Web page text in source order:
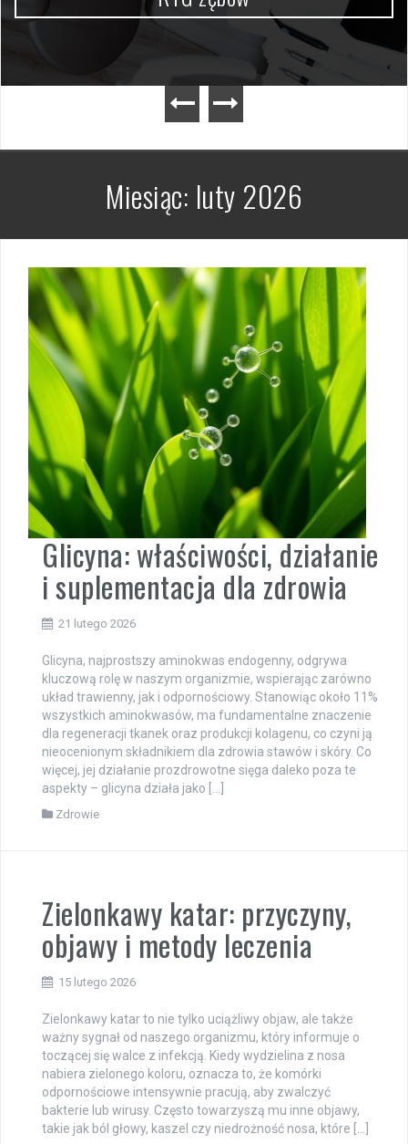
Miesiąc: luty 2026
Glicyna: właściwości, działanie
i suplementacja dla zdrowia
21 lutego 2026
Glicyna, najprostszy aminokwas endogenny, odgrywa
kluczową rolę w naszym organizmie, wspierając zarówno
układ trawienny, jak i odpornościowy. Stanowiąc około 11%
wszystkich aminokwasów, ma fundamentalne znaczenie
dla regeneracji tkanek oraz produkcji kolagenu, co czyni ją
nieocenionym składnikiem dla zdrowia stawów i skóry. Co
więcej, jej działanie prozdrowotne sięga daleko poza te
aspekty – glicyna działa jako […]
Zdrowie
Zielonkawy katar: przyczyny,
objawy i metody leczenia
15 lutego 2026
Zielonkawy katar to nie tylko uciążliwy objaw, ale także
ważny sygnał od naszego organizmu, który informuje o
toczącej się walce z infekcją. Kiedy wydzielina z nosa
nabiera zielonego koloru, oznacza to, że komórki
odpornościowe intensywnie pracują, aby zwalczyć
bakterie lub wirusy. Często towarzyszą mu inne objawy,
takie jak ból głowy, kaszel czy niedrożność nosa, które […]